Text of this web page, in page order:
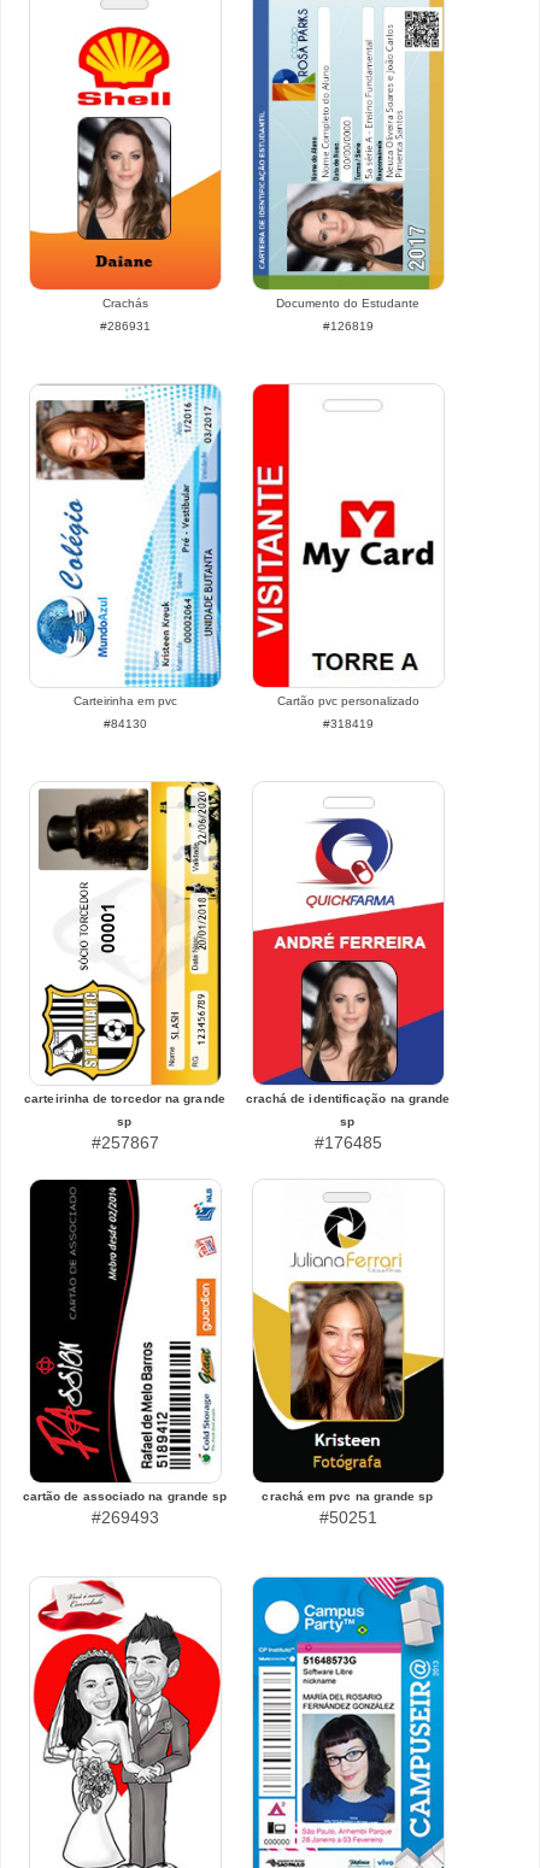
Crachás
#286931
Documento do Estudante
#126819
Carteirinha em pvc
#84130
Cartão pvc personalizado
#318419
carteirinha de torcedor na grande
sp
#257867
crachá de identificação na grande
sp
#176485
cartão de associado na grande sp
#269493
crachá em pvc na grande sp
#50251